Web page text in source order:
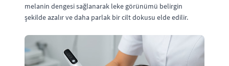
melanin dengesi sağlanarak leke görünümü belirgin
şekilde azalır ve daha parlak bir cilt dokusu elde edilir.